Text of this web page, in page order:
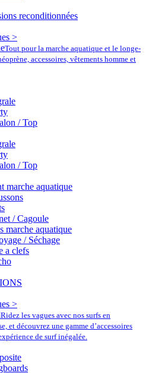
reconditionnées
>
Tout pour la marche aquatique et le longe-
accessoires, vêtements homme et
/ Top
/ Top
marche aquatique
/ Cagoule
marche aquatique
/ Séchage
a clefs
>
Ridez les vagues avec nos surfs en
et découvrez une gamme d’accessoires
de surf inégalée.